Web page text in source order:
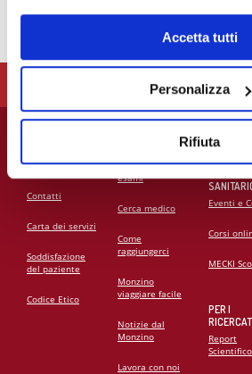
il banner cliccando sul tasto x; in tal
essere utilizzati solo i cookie
funzionamento del sito. Per “Maggiori
Accetta tutti
Personalizza
Rifiuta
CLINICHE E DI RICERCA DEL MONZINO.
Chi siamo
Contatti
Carta dei servizi
Soddisfazione
del paziente
Codice Etico
Prenota visite ed
esami
Cerca medico
Come
raggiungerci
Monzino
viaggiare facile
Notizie dal
Monzino
Lavora con noi
PER IL
Eventi e
Corsi
MECKI
PER I
Report
Scientifico